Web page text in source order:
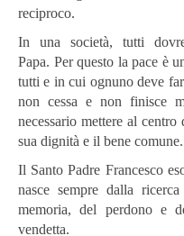
reciproco.
In una società, tutti
Papa. Per questo la pace è
tutti e in cui ognuno deve
non cessa e non finisce
necessario mettere al
sua dignità e il bene comune.
Il Santo Padre Francesco
nasce sempre dalla
memoria, del perdono e
vendetta.